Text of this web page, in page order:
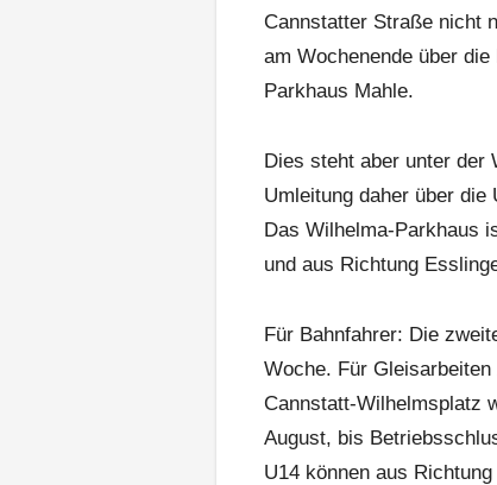
Cannstatter Straße nicht
am Wochenende über
Parkhaus Mahle.
Dies steht aber unter der
Umleitung daher über
Das Wilhelma-Parkhaus
und aus Richtung
Für Bahnfahrer: Die
Woche. Für
Cannstatt-Wilhelmsplatz
August, bis
U14 können aus